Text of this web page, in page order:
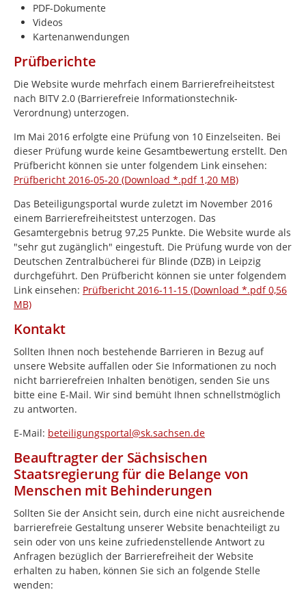
PDF-Dokumente
Videos
Kartenanwendungen
Prüfberichte
Die Website wurde mehrfach einem Barrierefreiheitstest
nach BITV 2.0 (Barrierefreie Informationstechnik-
Verordnung) unterzogen.
Im Mai 2016 erfolgte eine Prüfung von 10 Einzelseiten. Bei
dieser Prüfung wurde keine Gesamtbewertung erstellt. Den
Prüfbericht können sie unter folgendem Link einsehen:
Prüfbericht 2016-05-20 (Download *.pdf 1,20 MB)
Das Beteiligungsportal wurde zuletzt im November 2016
einem Barrierefreiheitstest unterzogen. Das
Gesamtergebnis betrug 97,25 Punkte. Die Website wurde als
"sehr gut zugänglich" eingestuft. Die Prüfung wurde von der
Deutschen Zentralbücherei für Blinde (DZB) in Leipzig
durchgeführt. Den Prüfbericht können sie unter folgendem
Link einsehen: Prüfbericht 2016-11-15 (Download *.pdf 0,56
MB)
Kontakt
Sollten Ihnen noch bestehende Barrieren in Bezug auf
unsere Website auffallen oder Sie Informationen zu noch
nicht barrierefreien Inhalten benötigen, senden Sie uns
bitte eine E-Mail. Wir sind bemüht Ihnen schnellstmöglich
zu antworten.
E-Mail: beteiligungsportal@sk.sachsen.de
Beauftragter der Sächsischen
Staatsregierung für die Belange von
Menschen mit Behinderungen
Sollten Sie der Ansicht sein, durch eine nicht ausreichende
barrierefreie Gestaltung unserer Website benachteiligt zu
sein oder von uns keine zufriedenstellende Antwort zu
Anfragen bezüglich der Barrierefreiheit der Website
erhalten zu haben, können Sie sich an folgende Stelle
wenden: